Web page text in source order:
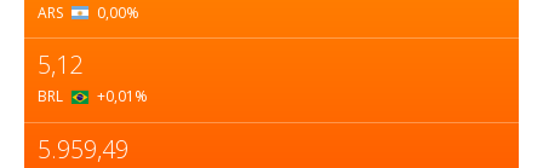
ARS 0,00%
5,12
BRL +0,01 %
5.959,49